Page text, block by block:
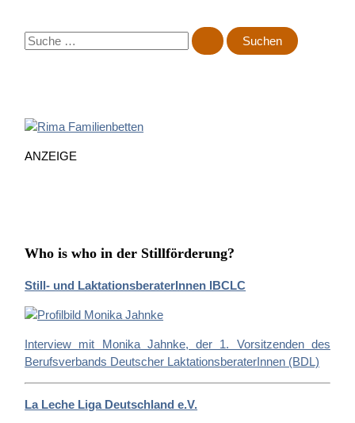
S
u
n
a
ANZEIGE
Who is who in der Stillförderung?
Still- und LaktationsberaterInnen IBCLC
Interview mit Monika Jahnke, der 1. Vorsitzenden des
Berufsverbands Deutscher LaktationsberaterInnen (BDL)
La Leche Liga Deutschland e.V.